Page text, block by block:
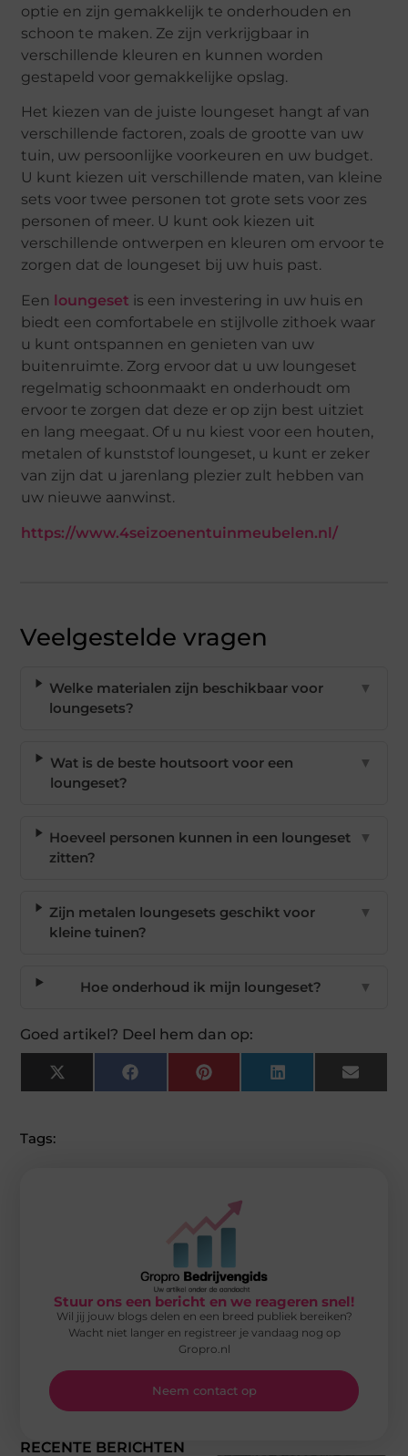
optie en zijn gemakkelijk te onderhouden en
schoon te maken. Ze zijn verkrijgbaar in
verschillende kleuren en kunnen worden
gestapeld voor gemakkelijke opslag.
Het kiezen van de juiste loungeset hangt af van
verschillende factoren, zoals de grootte van uw
tuin, uw persoonlijke voorkeuren en uw budget.
U kunt kiezen uit verschillende maten, van kleine
sets voor twee personen tot grote sets voor zes
personen of meer. U kunt ook kiezen uit
verschillende ontwerpen en kleuren om ervoor te
zorgen dat de loungeset bij uw huis past.
Een loungeset is een investering in uw huis en
biedt een comfortabele en stijlvolle zithoek waar
u kunt ontspannen en genieten van uw
buitenruimte. Zorg ervoor dat u uw loungeset
regelmatig schoonmaakt en onderhoudt om
ervoor te zorgen dat deze er op zijn best uitziet
en lang meegaat. Of u nu kiest voor een houten,
metalen of kunststof loungeset, u kunt er zeker
van zijn dat u jarenlang plezier zult hebben van
uw nieuwe aanwinst.
https://www.4seizoenentuinmeubelen.nl/
Veelgestelde vragen
Welke materialen zijn beschikbaar voor
loungesets?
▼
Wat is de beste houtsoort voor een
loungeset?
▼
Hoeveel personen kunnen in een loungeset
zitten?
▼
Zijn metalen loungesets geschikt voor
kleine tuinen?
▼
Hoe onderhoud ik mijn loungeset? ▼
Goed artikel? Deel hem dan op:
X
(Twitter)
FacebookPinterest LinkedIn Email
Tags:
RECENTE BERICHTEN
Stuur ons een bericht en we reageren snel!
Wil jij jouw blogs delen en een breed publiek bereiken?
Wacht niet langer en registreer je vandaag nog op
Gropro.nl
Neem contact op